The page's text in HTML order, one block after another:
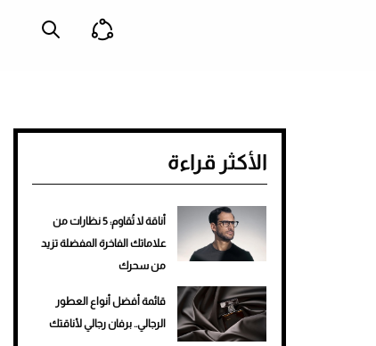
الأكثر قراءة
أناقة لا تُقاوم: 5 نظارات من
علاماتك الفاخرة المفضلة تزيد
من سحرك
قائمة أفضل أنواع العطور
الرجالي.. برفان رجالي لأناقتك